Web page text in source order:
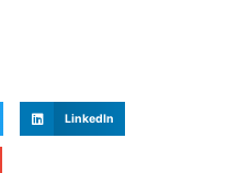
LinkedIn